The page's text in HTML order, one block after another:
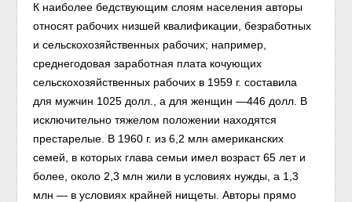
К наиболее бедствующим слоям населения авторы
относят рабочих низшей квалификации, безработных
и сельскохозяйственных рабочих; например,
среднегодовая заработная плата кочующих
сельскохозяйственных рабочих в 1959 г. составила
для мужчин 1025 долл., а для женщин —446 долл. В
исключительно тяжелом положении находятся
престарелые. В 1960 г. из 6,2 млн американских
семей, в которых глава семьи имел возраст 65 лет и
более, около 2,3 млн жили в условиях нужды, а 1,3
млн — в условиях крайней нищеты. Авторы прямо